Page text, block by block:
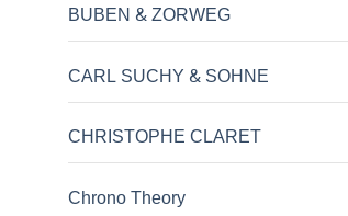
BUBEN & ZORWEG
CARL SUCHY & SOHNE
CHRISTOPHE CLARET
Chrono Theory